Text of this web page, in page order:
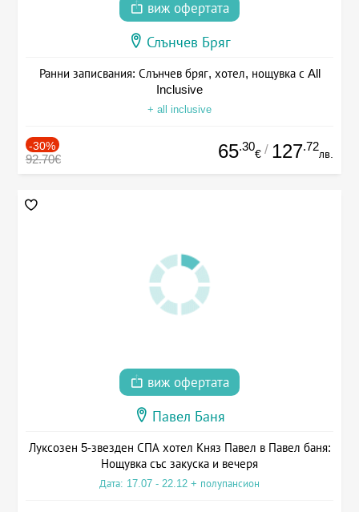
виж офертата
Слънчев Бряг
Ранни записвания: Слънчев бряг, хотел, нощувка с All
Inclusive
+ all inclusive
-30%
92.70€ 65.30
€ / 127.72
лв.
виж офертата
Павел Баня
Луксозен 5-звезден СПА хотел Княз Павел в Павел баня:
Нощувка със закуска и вечеря
Дата: 17.07 - 22.12 + полупансион